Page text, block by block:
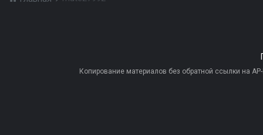
Копирование материалов без обратной ссылки на